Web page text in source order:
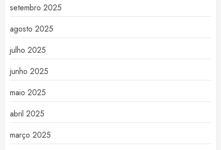
setembro 2025
agosto 2025
julho 2025
junho 2025
maio 2025
abril 2025
março 2025